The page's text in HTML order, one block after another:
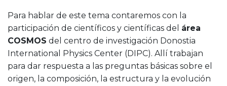
Para hablar de este tema contaremos con la
participación de científicos y científicas del área
COSMOS del centro de investigación Donostia
International Physics Center (DIPC). Allí trabajan
para dar respuesta a las preguntas básicas sobre el
origen, la composición, la estructura y la evolución